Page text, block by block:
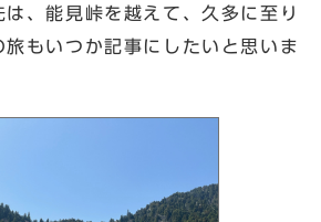
、能見峠を越えて、久多に至り
旅もいつか記事にしたいと思いま